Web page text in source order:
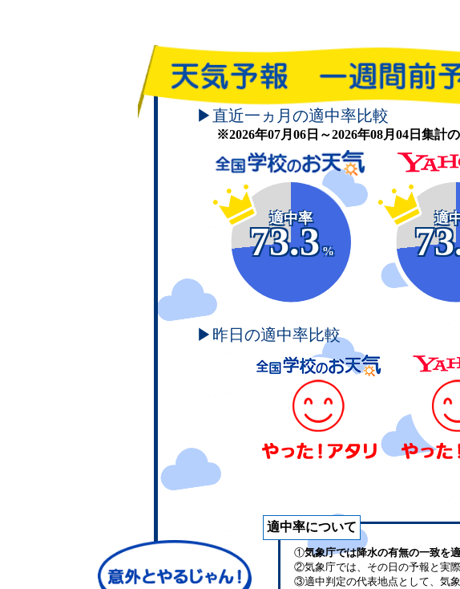
▶直近一ヵ月の適中率比較
※2026年07月06日～2026年08月04日集計
適中率
73.3
%
適
▶昨日の適中率比較
適中率について
①気象庁では降水の有無の一致を適
②気象庁では、その日の予報と実
③適中判定の代表地点として、気